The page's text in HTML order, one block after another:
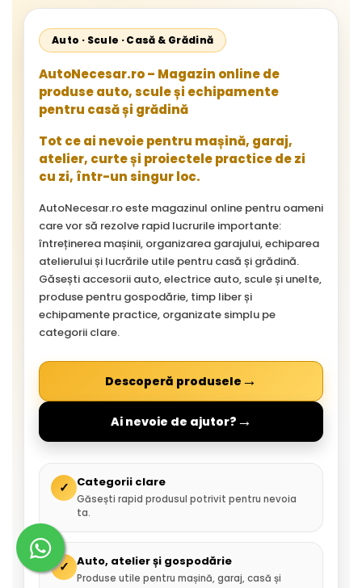
Auto · Scule · Casă & Grădină
AutoNecesar.ro – Magazin online de
produse auto, scule și echipamente
pentru casă și grădină
Tot ce ai nevoie pentru mașină, garaj,
atelier, curte și proiectele practice de zi
cu zi, într-un singur loc.
AutoNecesar.ro este magazinul online pentru oameni
care vor să rezolve rapid lucrurile importante:
întreținerea mașinii, organizarea garajului, echiparea
atelierului și lucrările utile pentru casă și grădină.
Găsești accesorii auto, electrice auto, scule și unelte,
produse pentru gospodărie, timp liber și
echipamente practice, organizate simplu pe
categorii clare.
Descoperă produsele →
Ai nevoie de ajutor? →
✓ Categorii clare
Găsești rapid produsul potrivit pentru nevoia
ta.
✓ Auto, atelier și gospodărie
Produse utile pentru mașină, garaj, casă și